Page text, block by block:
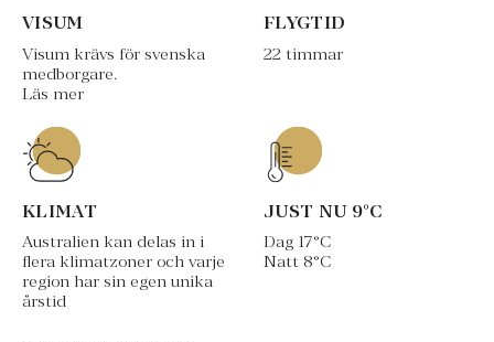
VISUM
Visum krävs för svenska
medborgare.
Läs mer
FLYGTID
22 timmar
KLIMAT
Australien kan delas in i
flera klimatzoner och varje
region har sin egen unika
årstid
JUST NU 9°C
Dag 17°C
Natt 8°C